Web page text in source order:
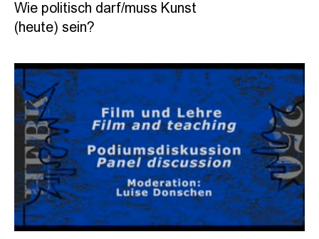
Wie politisch darf/muss Kunst
(heute) sein?